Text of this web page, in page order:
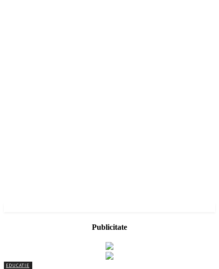
Publicitate
EDUCATIE